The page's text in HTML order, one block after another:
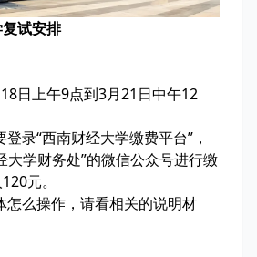
试安排
日上午9点到3月21日中午12
录“西南财经大学缴费平台”，
大学财务处”的微信公众号进行缴
元。
么操作，请看相关的说明材